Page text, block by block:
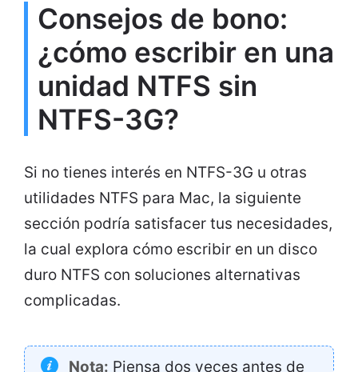
Consejos de bono:
¿cómo escribir en una
unidad NTFS sin
NTFS-3G?
Si no tienes interés en NTFS-3G u otras
utilidades NTFS para Mac, la siguiente
sección podría satisfacer tus necesidades,
la cual explora cómo escribir en un disco
duro NTFS con soluciones alternativas
complicadas.
Nota: Piensa dos veces antes de